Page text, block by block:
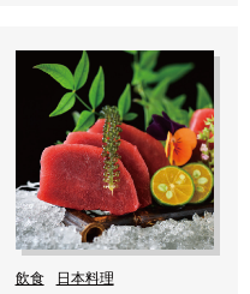
飲食 日本料理